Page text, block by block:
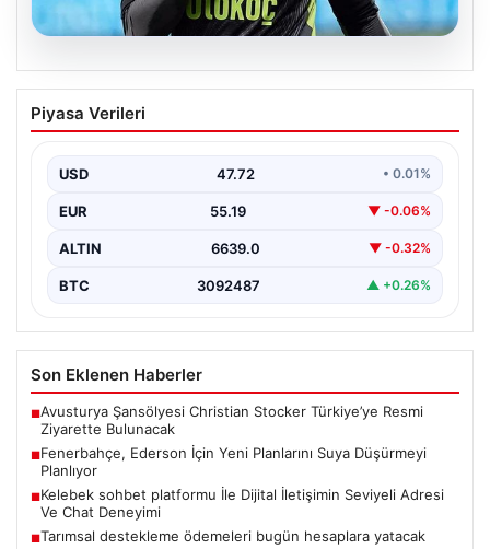
Fenerbahçe, Ederson İçin Yeni
Planlarını Suya Düşürmeyi Planlıyor
sürdüren Fenerbahçe yönetimi, kaleci rotasyonunda
köklü bir değişikliğe hazırlanıyor.…
Piyasa Verileri
USD 47.72 • 0.01%
EUR 55.19 ▼ -0.06%
ALTIN 6639.0 ▼ -0.32%
BTC 3092487 ▲ +0.26%
Son Eklenen Haberler
■Avusturya Şansölyesi Christian Stocker Türkiye’ye Resmi
Ziyarette Bulunacak
■Fenerbahçe, Ederson İçin Yeni Planlarını Suya Düşürmeyi
Planlıyor
■Kelebek sohbet platformu İle Dijital İletişimin Seviyeli Adresi
Ve Chat Deneyimi
■Tarımsal destekleme ödemeleri bugün hesaplara yatacak